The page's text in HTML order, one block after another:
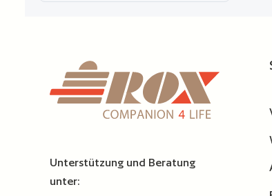
Unterstützung und Beratung
unter: